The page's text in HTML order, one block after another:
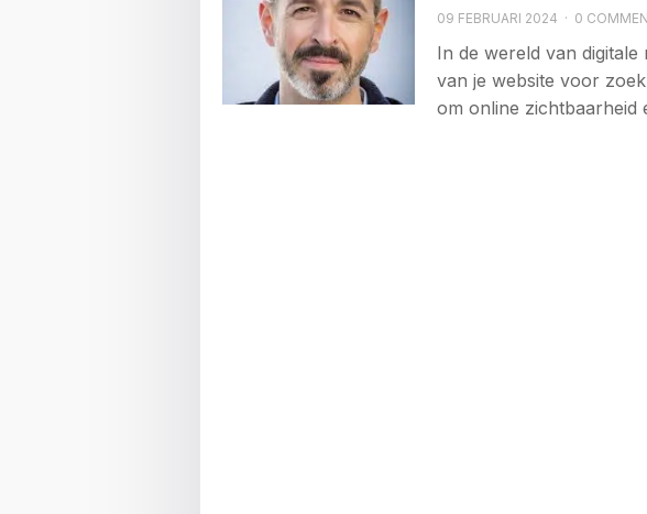
09 FEBRUARI 2024 · 0
In de wereld van
van je website voor
om online zichtbaarheid